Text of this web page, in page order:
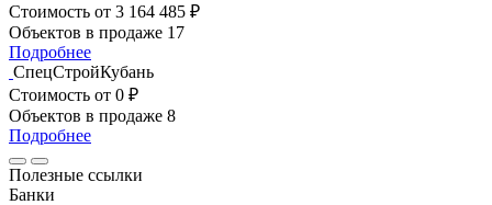
Стоимость от 3 164 485 ₽
Объектов в продаже 17
Подробнее
СпецСтройКубань
Стоимость от 0 ₽
Объектов в продаже 8
Подробнее
Полезные ссылки
Банки